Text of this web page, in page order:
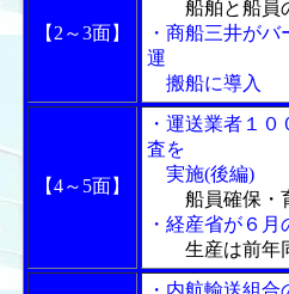
【2～3面】
船舶と船員
・商船三井が
運
搬船に導入
【4～5面】
・運送業者１
査を
実施(後編)
船員確保・
・経産省が６
生産は前年
・内航輸送組